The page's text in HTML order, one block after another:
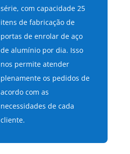
série, com capacidade 25
itens de fabricação de
portas de enrolar de aço
de alumínio por dia. Isso
nos permite atender
plenamente os pedidos de
acordo com as
necessidades de cada
cliente.